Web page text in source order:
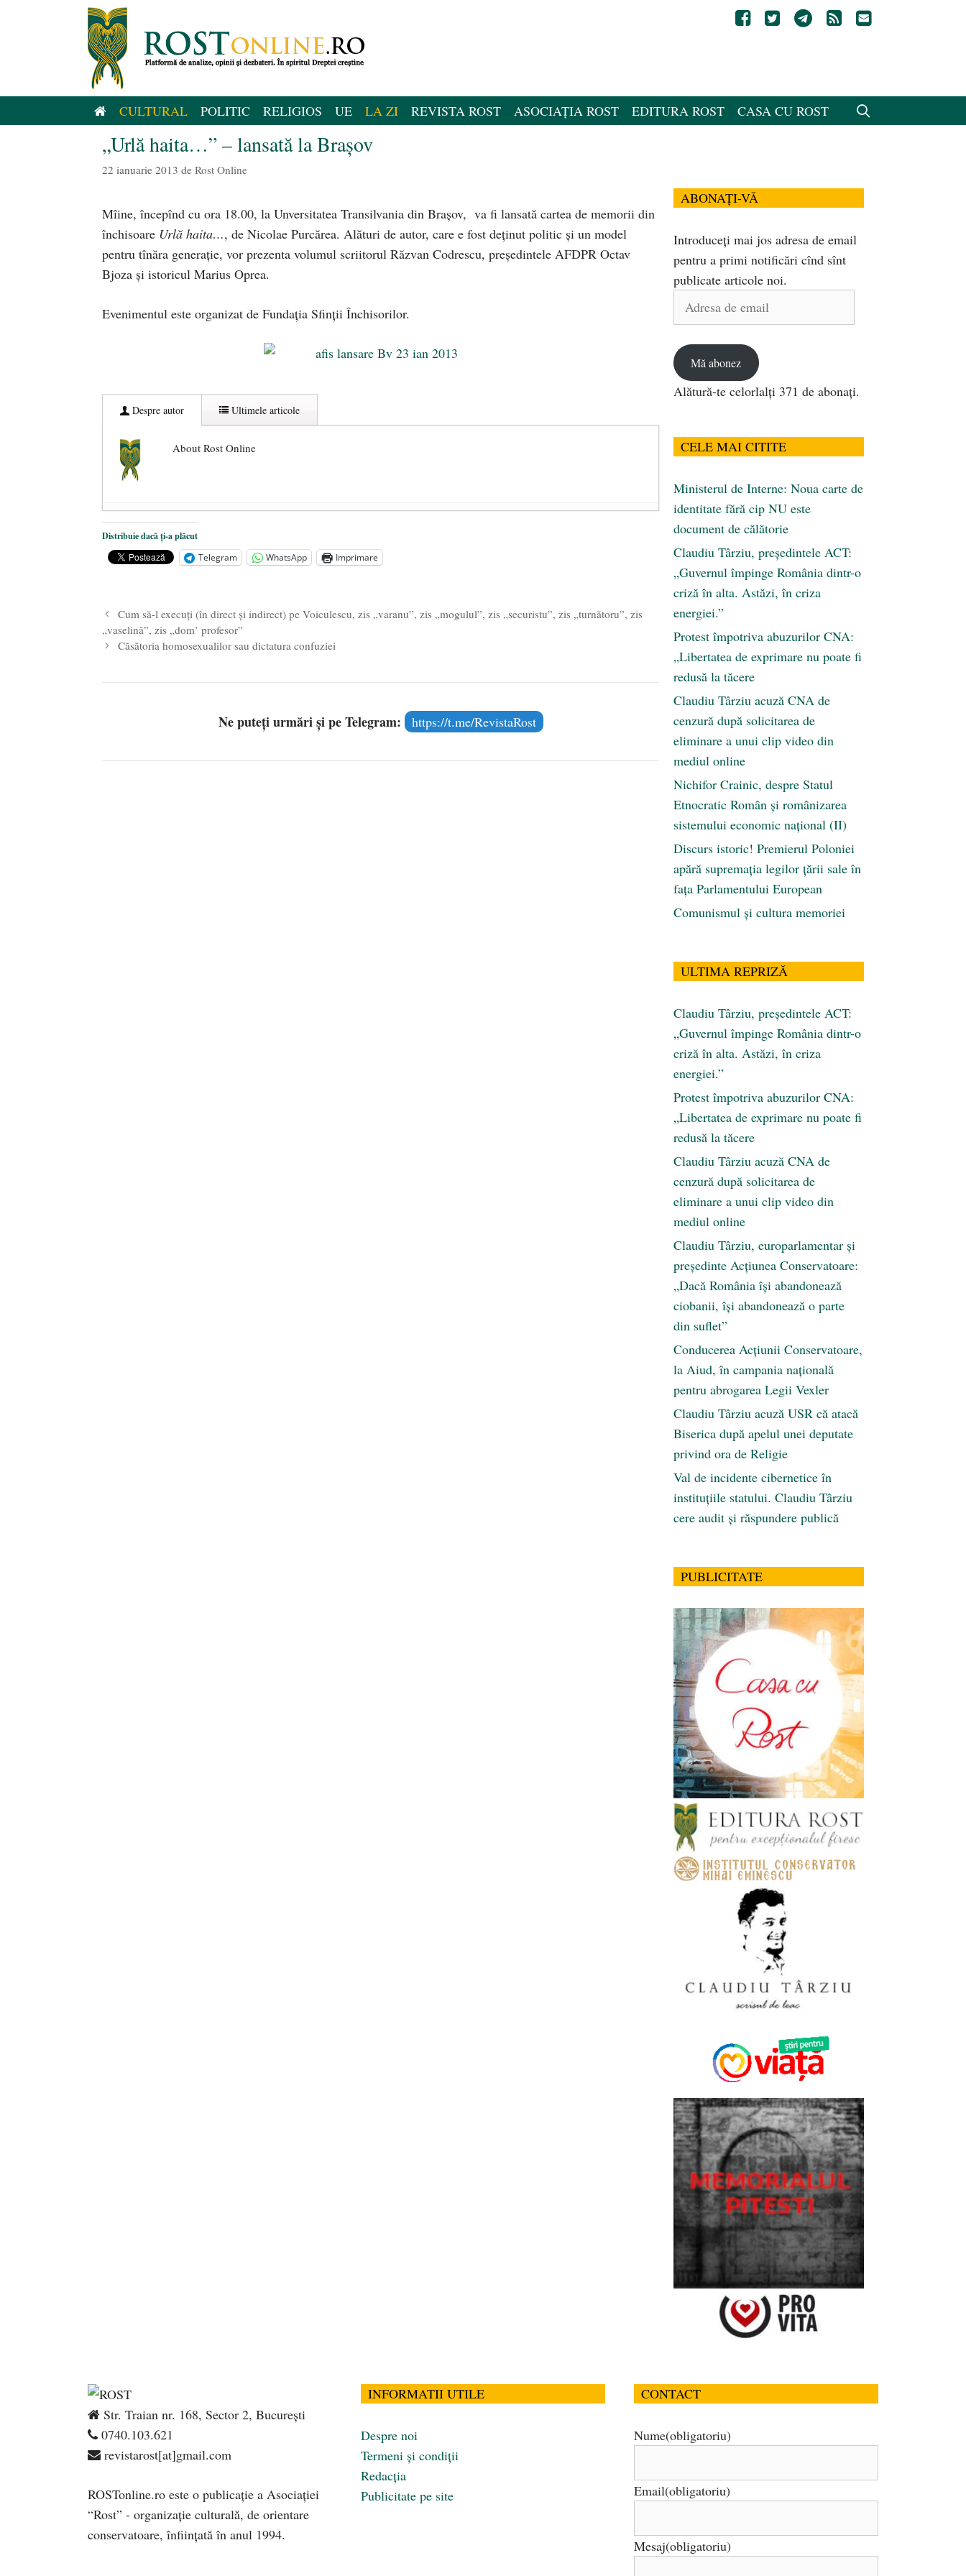
CULTURAL POLITIC RELIGIOS UE LA ZI REVISTA ROST ASOCIAȚIA ROST EDITURA ROST CASA CU ROST
„Urlă haita…” – lansată la Braşov
22 ianuarie 2013 de Rost Online
Mîine, începînd cu ora 18.00, la Unversitatea Transilvania din Braşov, va fi lansată cartea de memorii din
închisoare Urlă haita…, de Nicolae Purcărea. Alături de autor, care e fost deţinut politic şi un model
pentru tînăra generaţie, vor prezenta volumul scriitorul Răzvan Codrescu, preşedintele AFDPR Octav
Bjoza şi istoricul Marius Oprea.
Evenimentul este organizat de Fundaţia Sfinţii Închisorilor.
Despre autor Ultimele articole
About Rost Online
Dezvăluiri cutremurătoare despre președintele Ucrainei, Volodymyr Zelensky
Statul care servește Națiunea - 21 aprilie 2026
Legea Vexler produce efecte. Bustul poetului Octavian Goga, înlăturat din Iași
Distribuie dacă ți-a plăcut
Telegram
WhatsApp Imprimare
Cum să-l execuţi (în direct şi indirect) pe Voiculescu, zis „varanu”, zis „mogulul”, zis „securistu”, zis „turnătoru”, zis
„vaselină”, zis „dom’ profesor”
Căsătoria homosexualilor sau dictatura confuziei
Ne puteți urmări și pe Telegram: https://t.me/RevistaRost
ABONAȚI-VĂ
Introduceți mai jos adresa de email
pentru a primi notificări cînd sînt
publicate articole noi.
Adresa
Mă abonez
Alătură-te celorlalți 371 de abonați.
CELE MAI CITITE
Ministerul de Interne: Noua carte de
identitate fără cip NU este
document de călătorie
Claudiu Târziu, președintele ACT:
„Guvernul împinge România dintr-o
criză în alta. Astăzi, în criza
energiei.”
Protest împotriva abuzurilor CNA:
„Libertatea de exprimare nu poate fi
redusă la tăcere
Claudiu Târziu acuză CNA de
cenzură după solicitarea de
eliminare a unui clip video din
mediul online
Nichifor Crainic, despre Statul
Etnocratic Român şi românizarea
sistemului economic naţional (II)
Discurs istoric! Premierul Poloniei
apără supremația legilor țării sale în
fața Parlamentului European
Comunismul şi cultura memoriei
ULTIMA REPRIZĂ
Claudiu Târziu, președintele ACT:
„Guvernul împinge România dintr-o
criză în alta. Astăzi, în criza
energiei.”
Protest împotriva abuzurilor CNA:
„Libertatea de exprimare nu poate fi
redusă la tăcere
Claudiu Târziu acuză CNA de
cenzură după solicitarea de
eliminare a unui clip video din
mediul online
Claudiu Târziu, europarlamentar și
președinte Acțiunea Conservatoare:
„Dacă România își abandonează
ciobanii, își abandonează o parte
din suflet”
Conducerea Acțiunii Conservatoare,
la Aiud, în campania națională
pentru abrogarea Legii Vexler
Claudiu Târziu acuză USR că atacă
Biserica după apelul unei deputate
privind ora de Religie
Val de incidente cibernetice în
instituțiile statului. Claudiu Târziu
cere audit și răspundere publică
PUBLICITATE
Str. Traian nr. 168, Sector 2, București
0740.103.621
revistarost[at]gmail.com
ROSTonline.ro este o publicaţie a Asociaţiei
“Rost” - organizaţie culturală, de orientare
conservatoare, înfiinţată în anul 1994.
INFORMATII UTILE
Despre noi
Termeni și condiții
Redacția
Publicitate pe site
CONTACT
Nume(obligatoriu)
Email(obligatoriu)
Mesaj(obligatoriu)